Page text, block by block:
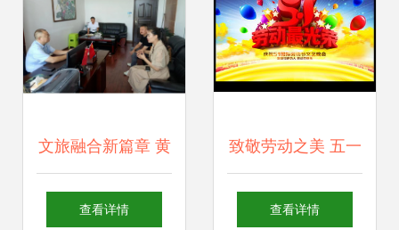
文旅融合新篇章 黄
果树旅游区与蓝鲸
查看详情
致敬劳动之美 五一
劳动节文艺晚会舞
查看详情